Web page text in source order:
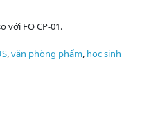
với FO CP-01.
,văn phòng phẩm, học sinh